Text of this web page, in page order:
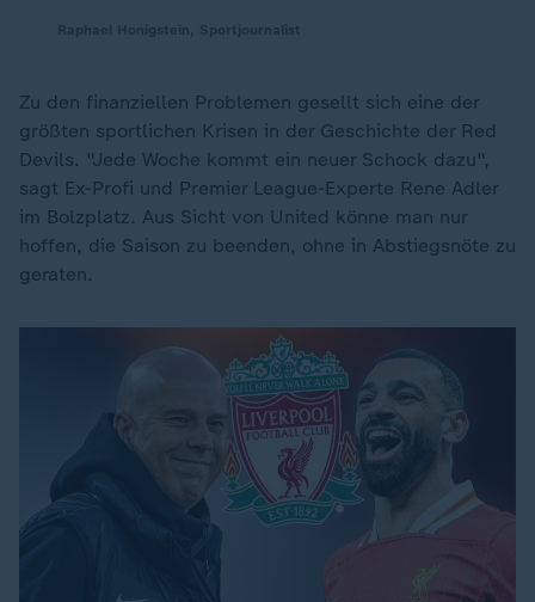
Zu den finanziellen Problemen gesellt sich eine der
größten sportlichen Krisen in der Geschichte der Red
Devils. "Jede Woche kommt ein neuer Schock dazu",
sagt Ex-Profi und Premier League-Experte Rene Adler
im Bolzplatz. Aus Sicht von United könne man nur
hoffen, die Saison zu beenden, ohne in Abstiegsnöte zu
geraten.